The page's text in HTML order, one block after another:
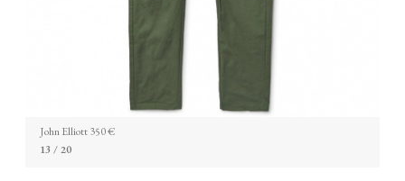
John Elliott 350 €
13 / 20